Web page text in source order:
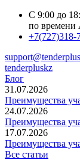
С 9:00 до
по времени
+7(727)318-
tenderpluskz
Блог
31.07.2026
Преимущества
24.07.2026
Преимущества
17.07.2026
Преимущества
Все статьи